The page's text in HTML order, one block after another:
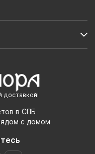
доставкой!
в СПБ
с домом